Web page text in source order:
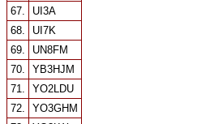
67.
UI3A
68.
UI7K
69.
UN8FM
70.
YB3HJM
71.
YO2LDU
72.
YO3GHM